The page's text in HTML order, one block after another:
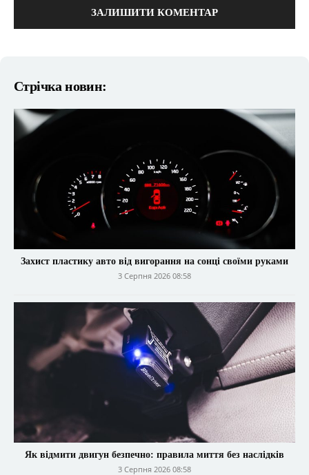
Стрічка новин:
Захист пластику авто від вигорання на сонці своїми руками
3 Серпня 2026 08:58
Як відмити двигун безпечно: правила миття без наслідків
3 Серпня 2026 08:58